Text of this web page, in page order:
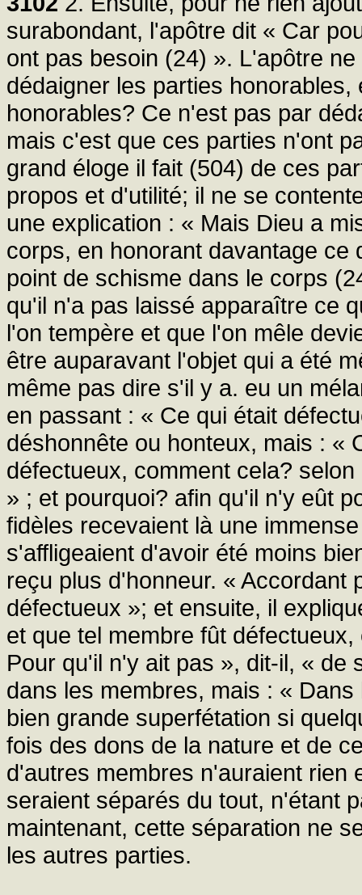
surabondant, l'apôtre dit « Car
ont pas besoin (24) ». L'apôtre
dédaigner les parties
honorables? Ce n'est pas par
mais c'est que ces parties n'ont
grand éloge il fait (504) de ces
propos et d'utilité; il ne se
une explication : « Mais Dieu a
corps, en honorant davantage ce
point de schisme dans le corps
qu'il n'a pas laissé apparaître ce
l'on tempère et que l'on mêle
être auparavant l'objet qui a été
même pas dire s'il y a. eu un
en passant : « Ce qui était
déshonnête ou honteux, mais : «
défectueux, comment cela?
» ; et pourquoi? afin qu'il n'y eût
fidèles recevaient là une
s'affligeaient d'avoir été moins
reçu plus d'honneur. « Accordant
défectueux »; et ensuite, il
et que tel membre fût
Pour qu'il n'y ait pas », dit-il, « de
dans les membres, mais : «
bien grande superfétation si
fois des dons de la nature et de
d'autres membres n'auraient rien
seraient séparés du tout, n'étant
maintenant, cette séparation ne
les autres parties.